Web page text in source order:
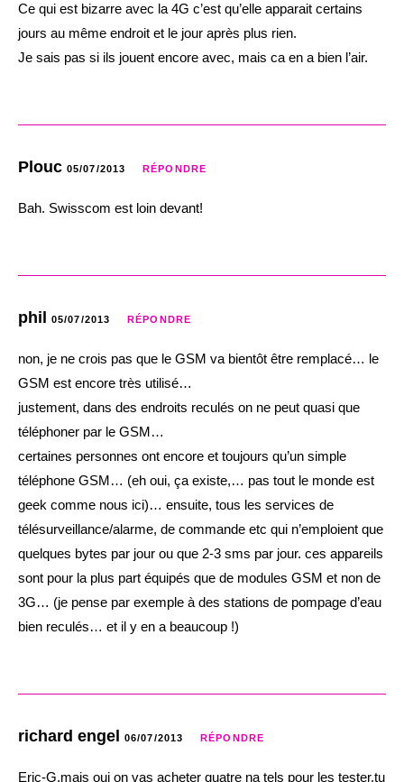
Ce qui est bizarre avec la 4G c’est qu’elle apparait certains
jours au même endroit et le jour après plus rien.
Je sais pas si ils jouent encore avec, mais ca en a bien l’air.
Plouc 05/07/2013 RÉPONDRE
Bah. Swisscom est loin devant!
phil 05/07/2013 RÉPONDRE
non, je ne crois pas que le GSM va bientôt être remplacé… le
GSM est encore très utilisé…
justement, dans des endroits reculés on ne peut quasi que
téléphoner par le GSM…
certaines personnes ont encore et toujours qu’un simple
téléphone GSM… (eh oui, ça existe,… pas tout le monde est
geek comme nous ici)… ensuite, tous les services de
télésurveillance/alarme, de commande etc qui n’emploient que
quelques bytes par jour ou que 2-3 sms par jour. ces appareils
sont pour la plus part équipés que de modules GSM et non de
3G… (je pense par exemple à des stations de pompage d’eau
bien reculés… et il y en a beaucoup !)
richard engel 06/07/2013 RÉPONDRE
Eric-G,mais oui on vas acheter quatre na tels pour les tester,tu